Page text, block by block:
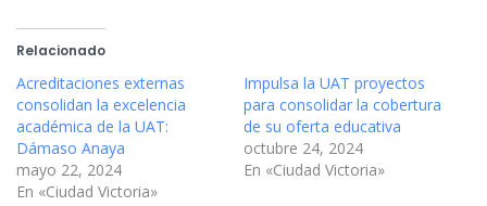
Relacionado
Acreditaciones externas
consolidan la excelencia
académica de la UAT:
Dámaso Anaya
mayo 22, 2024
En «Ciudad Victoria»
Impulsa la UAT proyectos
para consolidar la cobertura
de su oferta educativa
octubre 24, 2024
En «Ciudad Victoria»